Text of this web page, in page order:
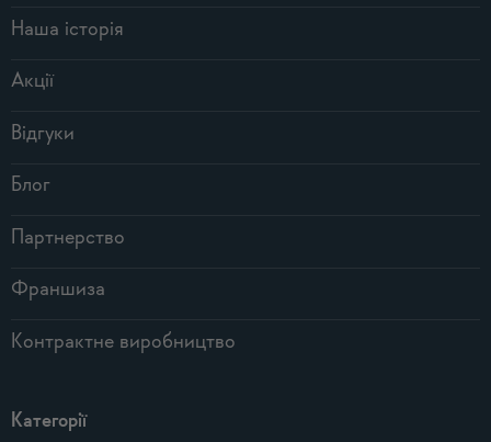
Наша історія
Акції
Відгуки
Блог
Партнерство
Франшиза
Контрактне виробництво
Категорії